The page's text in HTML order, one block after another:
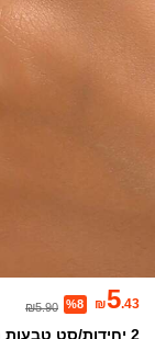
₪5.43
%8
₪5.90
2 יחידות/סט